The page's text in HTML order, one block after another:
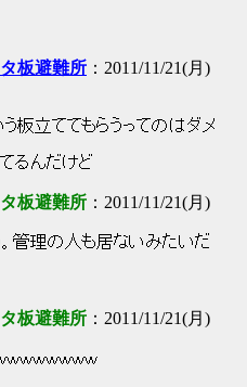
板避難所 ：2011/11/21(月)
板立ててもらうってのはダメ
るんだけど
板避難所 ：2011/11/21(月)
管理の人も居ないみたいだ
板避難所 ：2011/11/21(月)
ｗｗｗｗｗｗ